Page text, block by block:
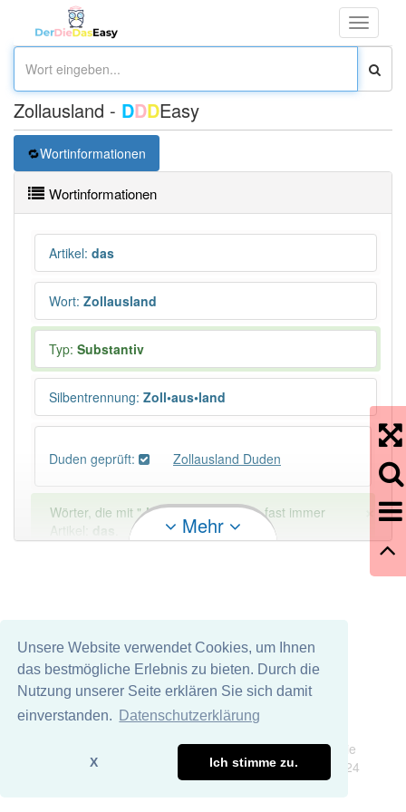
Unsere Website verwendet Cookies, um Ihnen
das bestmögliche Erlebnis zu bieten. Durch die
Nutzung unserer Seite erklären Sie sich damit
einverstanden.
Datenschutzerklärung
X Ich stimme zu.
Toggle
Zollausland - DDDEasy
Wortinformationen
Wortinformationen
Artikel: das
Wort: Zollausland
Typ: Substantiv
Silbentrennung: Zoll•aus•land
Duden geprüft: Zollausland Duden
Wörter, die mit "-land" enden, haben fast immer
Artikel:
das
DIE: 1 Ausnahmen
Beispiele
DAS:193
PowerIndex:2
Häufigkeit: 2 von 10
Mehr
Wir übernehmen keine Garantie und keine Haftung für die
Richtigkeit und Vollständigkeit dieser Seite. DDDEasy 2024